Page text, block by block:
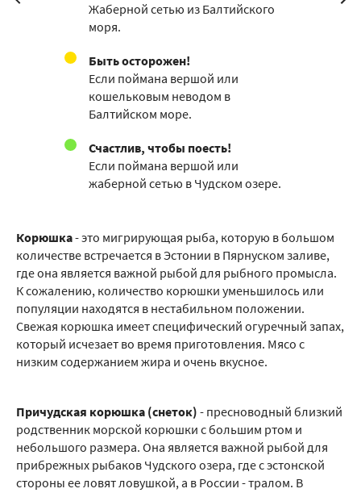
Жаберной сетью из Балтийского
моря.
Быть осторожен!
Если поймана вершой или
кошельковым неводом в
Балтийском море.
Счастлив, чтобы поесть!
Если поймана вершой или
жаберной сетью в Чудском озере.
Корюшка- это мигрирующая рыба, которую в большом
количестве встречается в Эстонии в Пярнуском заливе,
где она является важной рыбой для рыбного промысла.
К сожалению, количество корюшки уменьшилось или
популяции находятся в нестабильном положении.
Свежая корюшка имеет специфический огуречный запах,
который исчезает во время приготовления. Мясо с
низким содержанием жира и очень вкусное.
Причудская корюшка (снеток) - пресноводный близкий
родственник морской корюшки с большим ртом и
небольшого размера. Она является важной рыбой для
прибрежных рыбаков Чудского озера, где с эстонской
стороны ее ловят ловушкой, а в России - тралом. В